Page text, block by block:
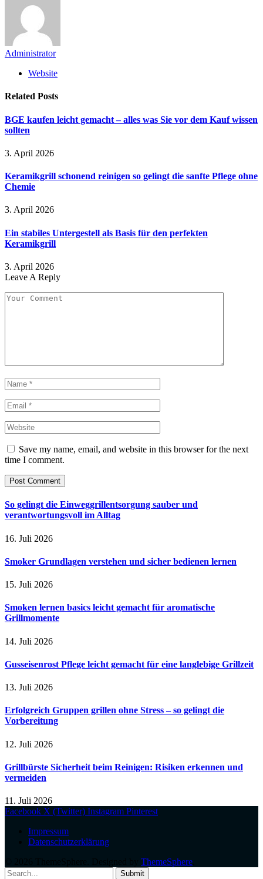
Administrator
Website
Related Posts
BGE kaufen leicht gemacht – alles was Sie vor dem Kauf wissen
sollten
3. April 2026
Keramikgrill schonend reinigen so gelingt die sanfte Pflege ohne
Chemie
3. April 2026
Ein stabiles Untergestell als Basis für den perfekten
Keramikgrill
3. April 2026
Leave A Reply
Save my name, email, and website in this browser for the next
time I comment.
So gelingt die Einweggrillentsorgung sauber und
verantwortungsvoll im Alltag
16. Juli 2026
Smoker Grundlagen verstehen und sicher bedienen lernen
15. Juli 2026
Smoken lernen basics leicht gemacht für aromatische
Grillmomente
14. Juli 2026
Gusseisenrost Pflege leicht gemacht für eine langlebige Grillzeit
13. Juli 2026
Erfolgreich Gruppen grillen ohne Stress – so gelingt die
Vorbereitung
12. Juli 2026
Grillbürste Sicherheit beim Reinigen: Risiken erkennen und
vermeiden
11. Juli 2026
Facebook X (Twitter) Instagram Pinterest
Impressum
Datenschutzerklärung
ThemeSphere
Submit